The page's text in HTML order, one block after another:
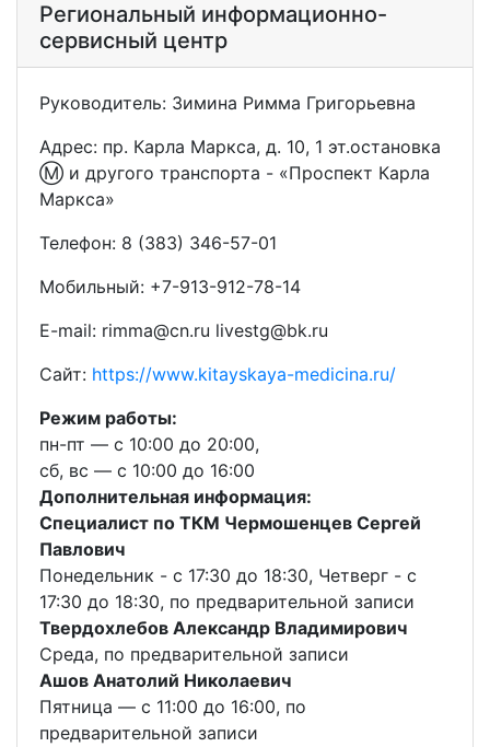
Региональный информационно-
сервисный центр
Руководитель: Зимина Римма Григорьевна
Адрес: пр. Карла Маркса, д. 10, 1 эт.остановка
Ⓜ️ и другого транспорта - «Проспект Карла
Маркса»
Телефон: 8 (383) 346-57-01
Мобильный: +7-913-912-78-14
E-mail: rimma@cn.ru livestg@bk.ru
Сайт: https://www.kitayskaya-medicina.ru/
Режим работы:
пн-пт — с 10:00 до 20:00,
сб, вс — с 10:00 до 16:00
Дополнительная информация:
Специалист по ТКМ Чермошенцев Сергей
Павлович
Понедельник - с 17:30 до 18:30, Четверг - с
17:30 до 18:30, по предварительной записи
Твердохлебов Александр Владимирович
Среда, по предварительной записи
Ашов Анатолий Николаевич
Пятница — с 11:00 до 16:00, по
предварительной записи